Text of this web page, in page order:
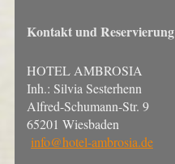
Kontakt und Reservierung
HOTEL AMBROSIA
Inh.: Silvia Sesterhenn
Alfred-Schumann-Str. 9
65201 Wiesbaden
info@hotel-ambrosia.de